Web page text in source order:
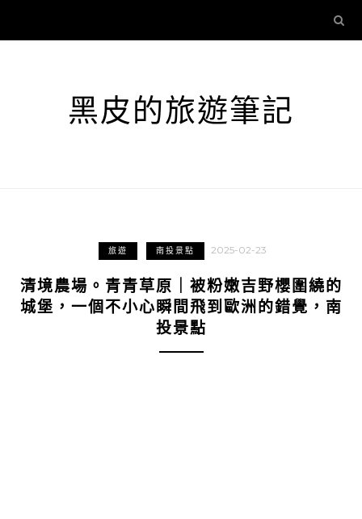
黑皮的旅遊筆記
旅遊 南投景點 2025-02-23
清境農場。青青草原｜被粉嫩吉野櫻圍繞的
城堡，一個不小心瞬間飛到歐洲的錯覺，南
投景點